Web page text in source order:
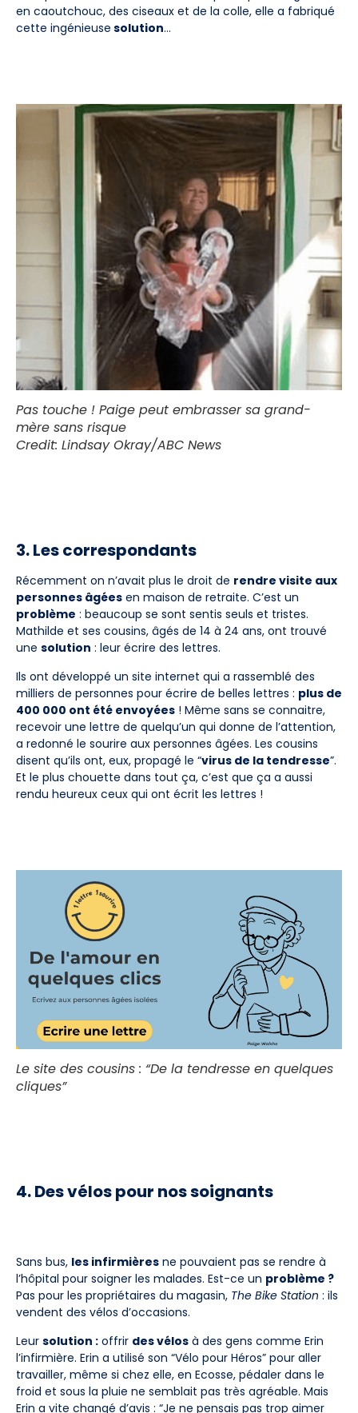
en caoutchouc, des ciseaux et de la colle, elle a fabriqué
cette ingénieuse solution…
Pas touche ! Paige peut embrasser sa grand-
mère sans risque
Credit: Lindsay Okray/ABC News
3. Les correspondants
Récemment on n’avait plus le droit de rendre visite aux
personnes âgées en maison de retraite. C’est un
problème : beaucoup se sont sentis seuls et tristes.
Mathilde et ses cousins, âgés de 14 à 24 ans, ont trouvé
une solution : leur écrire des lettres.
Ils ont développé un site internet qui a rassemblé des
milliers de personnes pour écrire de belles lettres : plus de
400 000 ont été envoyées ! Même sans se connaitre,
recevoir une lettre de quelqu’un qui donne de l’attention,
a redonné le sourire aux personnes âgées. Les cousins
disent qu’ils ont, eux, propagé le “virus de la tendresse”.
Et le plus chouette dans tout ça, c’est que ça a aussi
rendu heureux ceux qui ont écrit les lettres !
Le site des cousins : “De la tendresse en quelques
cliques”
4. Des vélos pour nos soignants
Sans bus, les infirmières ne pouvaient pas se rendre à
l’hôpital pour soigner les malades. Est-ce un problème ?
Pas pour les propriétaires du magasin, The Bike Station : ils
vendent des vélos d’occasions.
Leur solution : offrir des vélos à des gens comme Erin
l’infirmière. Erin a utilisé son “Vélo pour Héros” pour aller
travailler, même si chez elle, en Ecosse, pédaler dans le
froid et sous la pluie ne semblait pas très agréable. Mais
Erin a vite changé d’avis : “Je ne pensais pas trop aimer